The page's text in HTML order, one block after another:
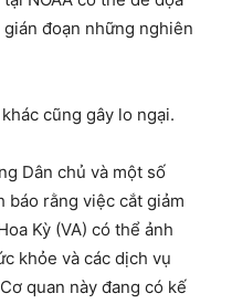
đoạn những nghiên
cũng gây lo ngại.
Dân chủ và một số
báo rằng việc cắt giảm
Kỳ (VA) có thể ảnh
khỏe và các dịch vụ
quan này đang có kế